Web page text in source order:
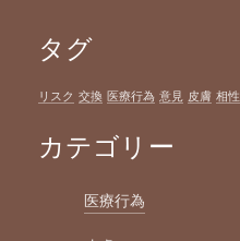
タグ
リスク 交換 医療行為 意見 皮膚 相性
カテゴリー
医療行為